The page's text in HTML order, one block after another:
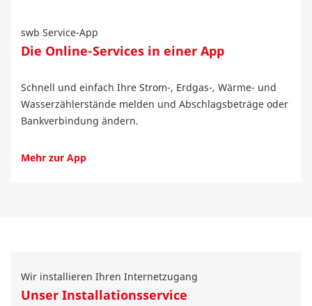
swb Service-App
Die Online-Services in einer App
Schnell und einfach Ihre Strom-, Erdgas-, Wärme- und
Wasserzählerstände melden und Abschlagsbeträge oder
Bankverbindung ändern.
Mehr zur App
Wir installieren Ihren Internetzugang
Unser Installationsservice